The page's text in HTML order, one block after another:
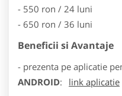
- 550 ron / 24 luni
- 650 ron / 36 luni
Beneficii si Avantaje
- prezenta pe aplicatie
ANDROID:
link aplicatie